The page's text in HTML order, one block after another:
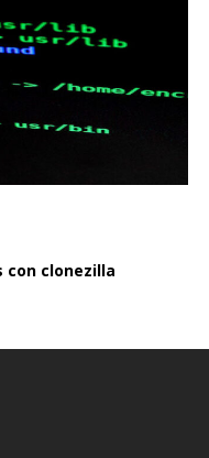
clonezilla